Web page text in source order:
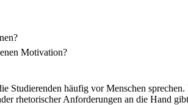
Motivation?
Studierenden häufig vor Menschen
rhetorischer Anforderungen an die Hand